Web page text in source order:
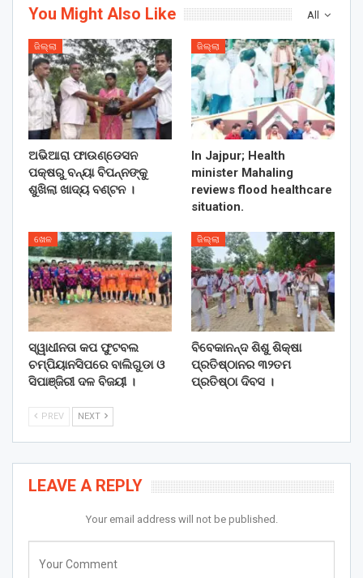
All
You Might Also Like
ଜିଲ୍ଲା
ଅଭିଆରା ଫାଉଣ୍ଡେସନ
ପକ୍ଷରୁ ବନ୍ୟା ବିପନ୍ନଙ୍କୁ
ଶୁଖିଲା ଖାଦ୍ୟ ବଣ୍ଟନ ।
ଜିଲ୍ଲା
In Jajpur; Health
minister Mahaling
reviews flood healthcare
situation.
ଖେଳ
ସ୍ୱାଧୀନତା କପ ଫୁଟବଲ
ଚମ୍ପିୟାନସିପରେ ବାଲିଗୁଡା ଓ
ସିପାଞ୍ଜିରୀ ଦଳ ବିଜୟୀ ।
ଜିଲ୍ଲା
ବିବେକାନନ୍ଦ ଶିଶୁ ଶିକ୍ଷା
ପ୍ରତିଷ୍ଠାନର ୩୨ତମ
ପ୍ରତିଷ୍ଠା ଦିବସ ।
PREV NEXT
LEAVE A REPLY
Your email address will not be published.